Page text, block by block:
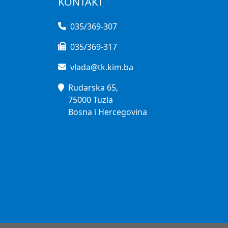
035/369-307
035/369-317
vlada@tk.kim.ba
Rudarska 65,
75000 Tuzla
Bosna i Hercegovina